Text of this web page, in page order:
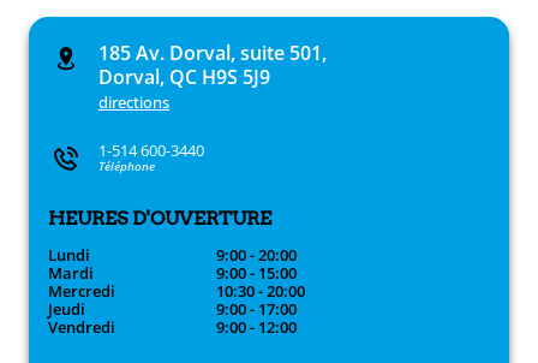
185 Av. Dorval, suite 501,
Dorval, QC H9S 5J9
directions
1-514 600-3440
Téléphone
HEURES D'OUVERTURE
Lundi
9:00 - 20:00
Mardi
9:00 - 15:00
Mercredi
10:30 - 20:00
Jeudi
9:00 - 17:00
Vendredi
9:00 - 12:00